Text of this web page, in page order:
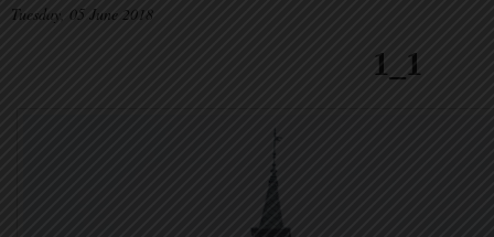
Tuesday, 05 June 2018
1_1